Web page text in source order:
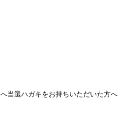
当選ハガキをお持ちいただいた方へ